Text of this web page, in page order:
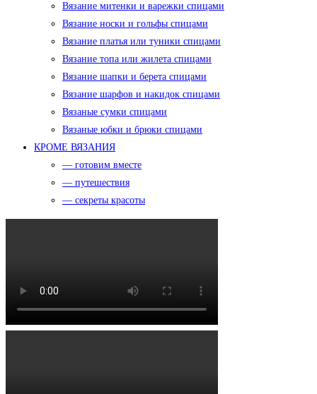
Вязание митенки и варежки спицами
Вязание носки и гольфы спицами
Вязание платья или туники спицами
Вязание топа или жилета спицами
Вязание шапки и берета спицами
Вязание шарфов и накидок спицами
Вязаные сумки спицами
Вязаные юбки и брюки спицами
КРОМЕ ВЯЗАНИЯ
— готовим вместе
— путешествия
— секреты красоты